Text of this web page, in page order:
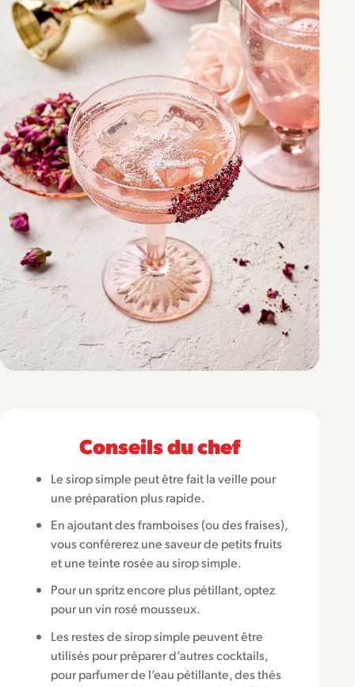
Conseils du chef
Le sirop simple peut être fait la veille pour
une préparation plus rapide.
En ajoutant des framboises (ou des fraises),
vous conférerez une saveur de petits fruits
et une teinte rosée au sirop simple.
Pour un spritz encore plus pétillant, optez
pour un vin rosé mousseux.
Les restes de sirop simple peuvent être
utilisés pour préparer d’autres cocktails,
pour parfumer de l’eau pétillante, des thés